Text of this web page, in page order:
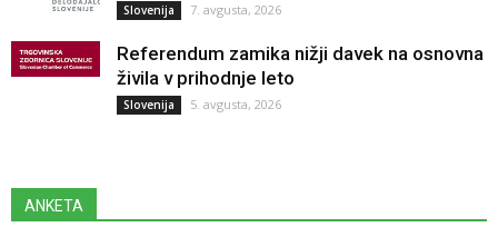
Slovenija 7. avgusta, 2026
Referendum zamika nižji davek na osnovna
živila v prihodnje leto
Slovenija 5. avgusta, 2026
ANKETA